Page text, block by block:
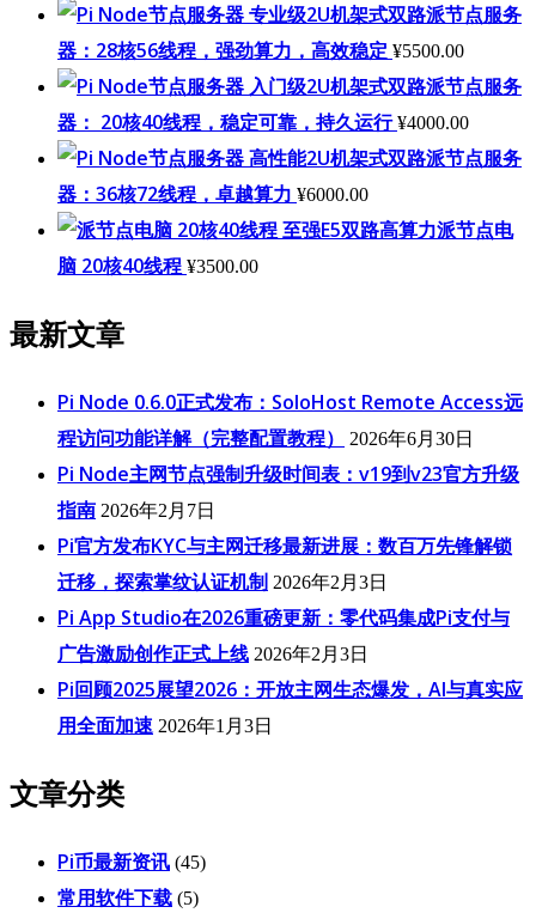
专业级2U机架式双路派节点服务
器：28核56线程，强劲算力，高效稳定 ¥5500.00
入门级2U机架式双路派节点服务
器： 20核40线程，稳定可靠，持久运行 ¥4000.00
高性能2U机架式双路派节点服务
器：36核72线程，卓越算力 ¥6000.00
至强E5双路高算力派节点电
脑 20核40线程 ¥3500.00
最新文章
Pi Node 0.6.0正式发布：SoloHost Remote Access远
程访问功能详解（完整配置教程）
2026年6月30日
Pi Node主网节点强制升级时间表：v19到v23官方升级
指南 2026年2月7日
Pi官方发布KYC与主网迁移最新进展：数百万先锋解锁
迁移，探索掌纹认证机制 2026年2月3日
Pi App Studio在2026重磅更新：零代码集成Pi支付与
广告激励创作正式上线 2026年2月3日
Pi回顾2025展望2026：开放主网生态爆发，AI与真实应
用全面加速 2026年1月3日
文章分类
Pi币最新资讯 (45)
常用软件下载 (5)